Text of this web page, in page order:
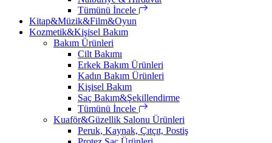
Tümünü İncele
Kitap&Müzik&Film&Oyun
Kozmetik&Kişisel Bakım
Bakım Ürünleri
Cilt Bakımı
Erkek Bakım Ürünleri
Kadın Bakım Ürünleri
Kişisel Bakım
Saç Bakım&Şekillendirme
Tümünü İncele
Kuaför&Güzellik Salonu Ürünleri
Peruk, Kaynak, Çıtçıt, Postiş